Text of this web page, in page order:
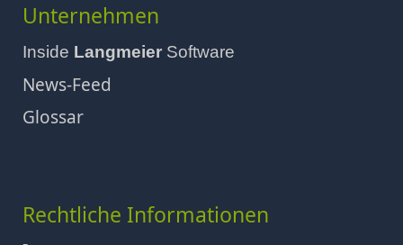
Unternehmen
Inside Langmeier Software
News-Feed
Glossar
Rechtliche Informationen